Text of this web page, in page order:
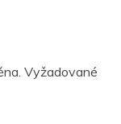
Vyžadované